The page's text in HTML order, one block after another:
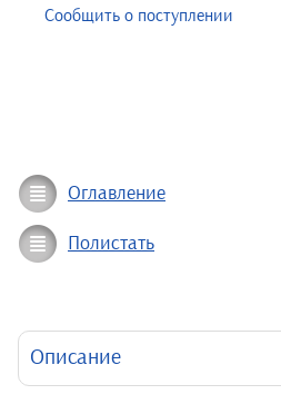
Сообщить о поступлении
Оглавление
Полистать
Описание